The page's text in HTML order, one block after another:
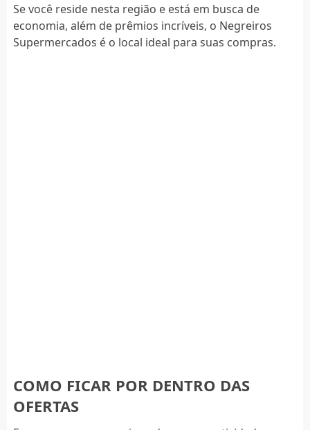
Se você reside nesta região e está em busca de
economia, além de prêmios incríveis, o Negreiros
Supermercados é o local ideal para suas compras.
COMO FICAR POR DENTRO DAS
OFERTAS